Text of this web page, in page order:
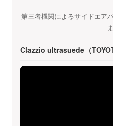
第三者機関によるサイドエア
Clazzio ultrasuede（